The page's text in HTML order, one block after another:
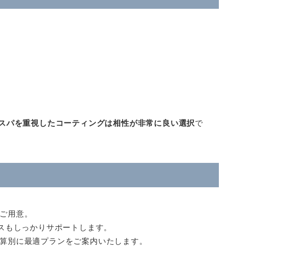
パを重視したコーティングは相性が非常に良い選択で
用意。
しっかりサポートします。
別に最適プランをご案内いたします。